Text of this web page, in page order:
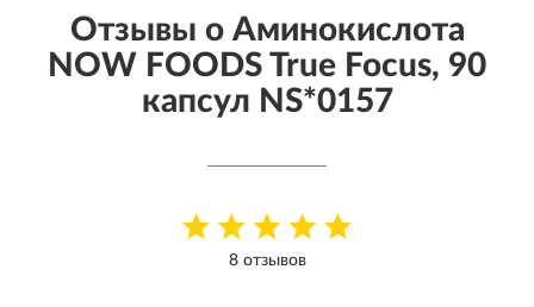
Отзывы о Аминокислота
NOW FOODS True Focus, 90
капсул NS*0157
8 отзывов